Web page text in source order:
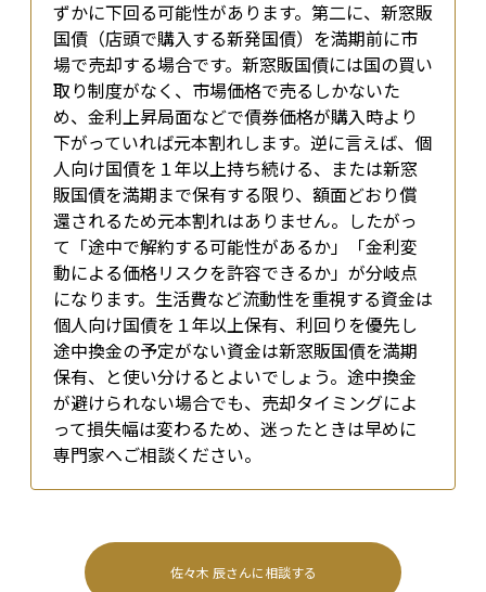
ずかに下回る可能性があります。第二に、新窓販
国債（店頭で購入する新発国債）を満期前に市
場で売却する場合です。新窓販国債には国の買い
取り制度がなく、市場価格で売るしかないた
め、金利上昇局面などで債券価格が購入時より
下がっていれば元本割れします。逆に言えば、個
人向け国債を１年以上持ち続ける、または新窓
販国債を満期まで保有する限り、額面どおり償
還されるため元本割れはありません。したがっ
て「途中で解約する可能性があるか」「金利変
動による価格リスクを許容できるか」が分岐点
になります。生活費など流動性を重視する資金は
個人向け国債を１年以上保有、利回りを優先し
途中換金の予定がない資金は新窓販国債を満期
保有、と使い分けるとよいでしょう。途中換金
が避けられない場合でも、売却タイミングによ
って損失幅は変わるため、迷ったときは早めに
専門家へご相談ください。
佐々木 辰さんに相談する